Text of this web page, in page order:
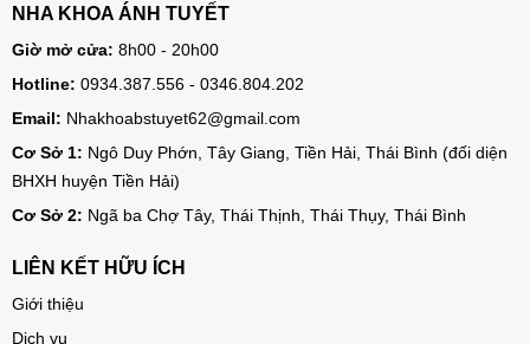
NHA KHOA ÁNH TUYẾT
Giờ mở cửa: 8h00 - 20h00
Hotline: 0934.387.556 - 0346.804.202
Email: Nhakhoabstuyet62@gmail.com
Cơ Sở 1: Ngô Duy Phớn, Tây Giang, Tiền Hải, Thái Bình (đối diện
BHXH huyện Tiền Hải)
Cơ Sở 2: Ngã ba Chợ Tây, Thái Thịnh, Thái Thụy, Thái Bình
LIÊN KẾT HỮU ÍCH
Giới thiệu
Dịch vụ